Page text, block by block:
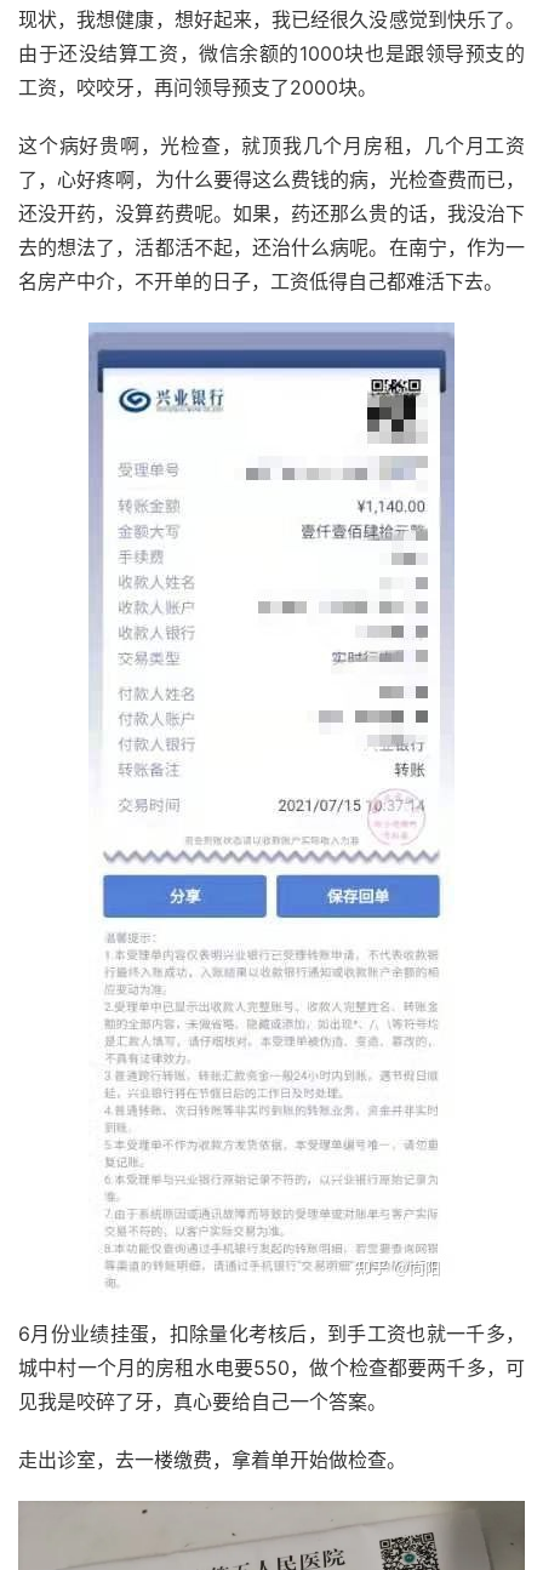
现状，我想健康，想好起来，我已经很久没感觉到快乐了。
由于还没结算工资，微信余额的1000块也是跟领导预支的
工资，咬咬牙，再问领导预支了2000块。
这个病好贵啊，光检查，就顶我几个月房租，几个月工资
了，心好疼啊，为什么要得这么费钱的病，光检查费而已，
还没开药，没算药费呢。如果，药还那么贵的话，我没治下
去的想法了，活都活不起，还治什么病呢。在南宁，作为一
名房产中介，不开单的日子，工资低得自己都难活下去。
6月份业绩挂蛋，扣除量化考核后，到手工资也就一千多，
城中村一个月的房租水电要550，做个检查都要两千多，可
见我是咬碎了牙，真心要给自己一个答案。
走出诊室，去一楼缴费，拿着单开始做检查。